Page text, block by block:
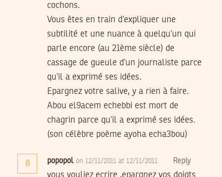
cochons.
Vous êtes en train d’expliquer une
subtilité et une nuance à quelqu’un qui
parle encore (au 21ème siècle) de
cassage de gueule d’un journaliste parce
qu’il a exprimé ses idées.
Epargnez votre salive, y a rien à faire.
Abou el9acem echebbi est mort de
chagrin parce qu’il a exprimé ses idées.
(son célèbre poème ayoha echa3bou)
8 popopol on 12/11/2011 at 12/11/2011 Reply
vous vouliez ecrire ,epargnez vos doigts